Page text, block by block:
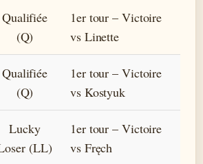
Qualifiée
(Q)
1er tour – Victoire
vs Linette
Qualifiée
(Q)
1er tour – Victoire
vs Kostyuk
Lucky
(LL)
1er tour – Victoire
vs Fręch